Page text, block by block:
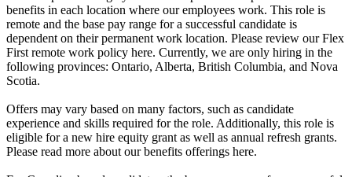
benefits in each location where our employees work. This role is
remote and the base pay range for a successful candidate is
dependent on their permanent work location. Please review our Flex
First remote work policy here. Currently, we are only hiring in the
following provinces: Ontario, Alberta, British Columbia, and Nova
Scotia.
Offers may vary based on many factors, such as candidate
experience and skills required for the role. Additionally, this role is
eligible for a new hire equity grant as well as annual refresh grants.
Please read more about our benefits offerings here.